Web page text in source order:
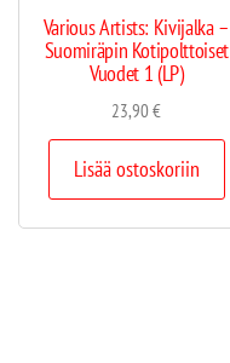
Various Artists: Kivijalka –
Suomiräpin Kotipolttoiset
Vuodet 1 (LP)
23,90€
Lisää ostoskoriin